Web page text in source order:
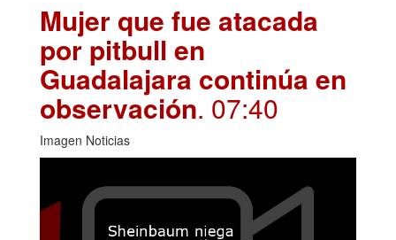
Mujer que fue atacada
por pitbull en
Guadalajara continúa en
observación. 07:40
Imagen Noticias